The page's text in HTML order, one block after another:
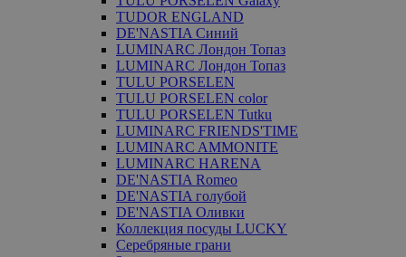
TUDOR ENGLAND
DE'NASTIA Синий
LUMINARC Лондон Топаз
LUMINARC Лондон Топаз
TULU PORSELEN
TULU PORSELEN color
TULU PORSELEN Tutku
LUMINARC FRIENDS'TIME
LUMINARC AMMONITE
LUMINARC HARENA
DE'NASTIA Romeo
DE'NASTIA голубой
DE'NASTIA Оливки
Коллекция посуды LUCKY
Серебряные грани